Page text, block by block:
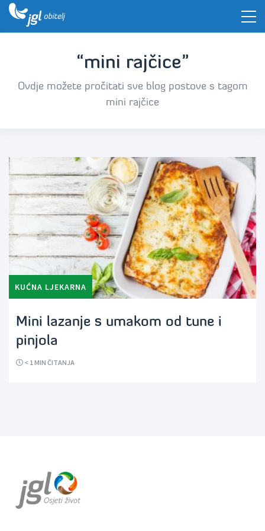
“mini rajčice”
Ovdje možete pročitati sve blog postove s tagom
mini rajčice
KUĆNA LJEKARNA
Mini lazanje s umakom od tune i
pinjola
< 1 MIN ČITANJA